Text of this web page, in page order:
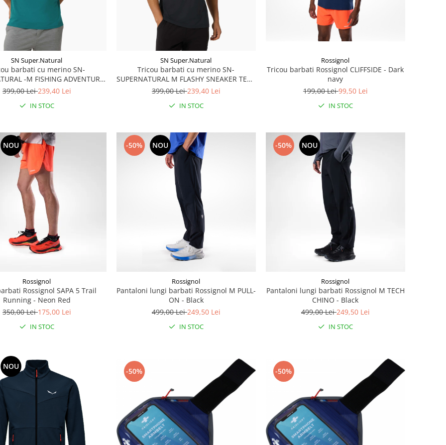
SN Super.Natural
barbati cu merino SN-
-M FISHING ADVENTURE
TEE - Pacific/White Stone
399,00 Lei239,40 Lei
IN STOC
SN Super.Natural
Tricou barbati cu merino SN-
SUPERNATURAL M FLASHY SNEAKER TEE -
Jet Black/Various
399,00 Lei239,40 Lei
IN STOC
Rossignol
Tricou barbati Rossignol CLIFFSIDE - Dark
navy
199,00 Lei99,50 Lei
IN STOC
NOU
Rossignol
Rossignol SAPA 5 Trail
Running - Neon Red
350,00 Lei175,00 Lei
IN STOC
-50% NOU
Rossignol
Pantaloni lungi barbati Rossignol M PULL-
ON - Black
499,00 Lei249,50 Lei
IN STOC
-50% NOU
Rossignol
Pantaloni lungi barbati Rossignol M TECH
CHINO - Black
499,00 Lei249,50 Lei
IN STOC
NOU
-50% -50%